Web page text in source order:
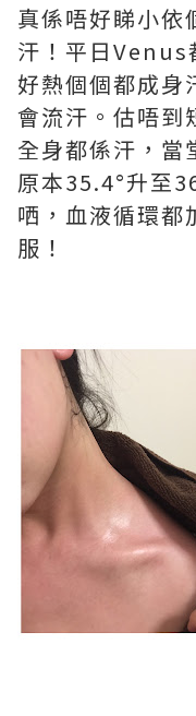
真係唔好睇小依
汗！平日Venus
好熱個個都成
會流汗。估唔
全身都係汗，當
原本35.4°升至
哂，血液循環都
服！